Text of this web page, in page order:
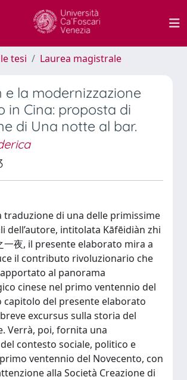
tesi Laurea magistrale
e la modernizzazione
in Cina: proposta di
di Una notte al bar.
traduzione di una delle primissime
dell’autore, intitolata Kāfēidiàn zhi
一夜, il presente elaborato mira a
il contributo rivoluzionario che
al panorama
cinese nel primo ventennio del
capitolo del presente elaborato
excursus sulla storia del
Verrà, poi, fornita una
contesto sociale, politico e
ventennio del Novecento, con
alla Società Creazione di